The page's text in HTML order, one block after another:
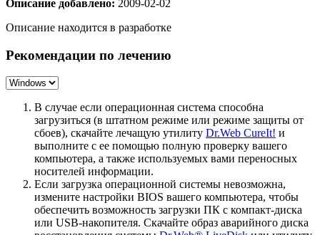
Описание добавлено: 2009-02-02
Описание находится в разработке
Рекомендации по лечению
В случае если операционная система способна
загрузиться (в штатном режиме или режиме защиты от
сбоев), скачайте лечащую утилиту Dr.Web CureIt! и
выполните с ее помощью полную проверку вашего
компьютера, а также используемых вами переносных
носителей информации.
Если загрузка операционной системы невозможна,
измените настройки BIOS вашего компьютера, чтобы
обеспечить возможность загрузки ПК с компакт-диска
или USB-накопителя. Скачайте образ аварийного диска